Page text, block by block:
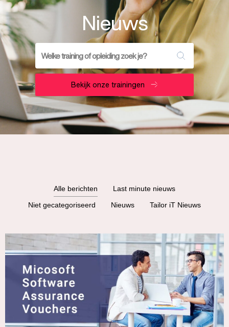
Nieuws
Bekijk onze trainingen
Alle berichten
Last minute nieuws
Niet gecategoriseerd
Nieuws Tailor iT Nieuws